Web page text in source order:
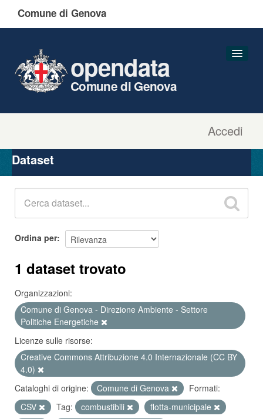
Comune di Genova
Accedi
opendata
Comune di Genova
Organizzazioni
Gruppi
Dataset
Ordina per
1 dataset trovato
Organizzazioni:
Comune di Genova - Direzione Ambiente - Settore
Politiche Energetiche
Licenze sulle risorse:
Creative Commons Attribuzione 4.0 Internazionale (CC BY
4.0)
Cataloghi di origine:
Comune di Genova
Formati:
CSV
Tag: combustibili
flotta-municipale